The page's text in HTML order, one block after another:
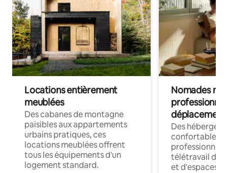
Locations entièrement
meublées
Des cabanes de montagne
paisibles aux appartements
urbains pratiques, ces
locations meublées offrent
tous les équipements d'un
logement standard.
Nomades
déplacement
Des
confortables
professionnels
télétravail
et d'espaces